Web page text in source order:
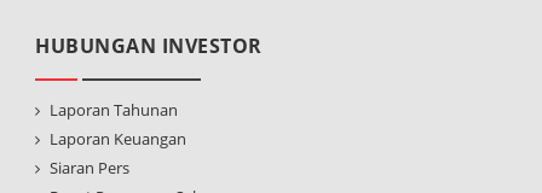
HUBUNGAN INVESTOR
Laporan Tahunan
Laporan Keuangan
Siaran Pers